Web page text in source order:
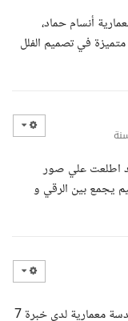
أنسام حماد،
في تصميم الفلل
اطلعت علي صور
يجمع بين الرقي و
السلام عليكم ورحمة الله وبركاته معك اسماء مهندسة معمارية لدي خبرة 7